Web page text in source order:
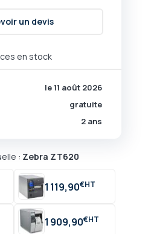
en stock
le 11 août 2026
gratuite
2 ans
un devis
: Zebra ZT620
1 119,90€
1 909,90€